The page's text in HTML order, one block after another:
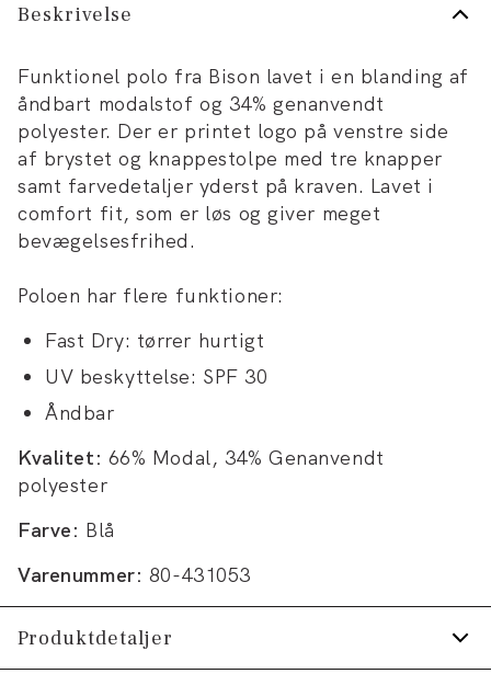
Beskrivelse
Funktionel polo fra Bison lavet i en blanding af
åndbart modalstof og 34% genanvendt
polyester. Der er printet logo på venstre side
af brystet og knappestolpe med tre knapper
samt farvedetaljer yderst på kraven. Lavet i
comfort fit, som er løs og giver meget
bevægelsesfrihed.
Poloen har flere funktioner:
Fast Dry: tørrer hurtigt
UV beskyttelse: SPF 30
Åndbar
Kvalitet: 66% Modal, 34% Genanvendt
polyester
Farve: Blå
Varenummer: 80-431053
Produktdetaljer